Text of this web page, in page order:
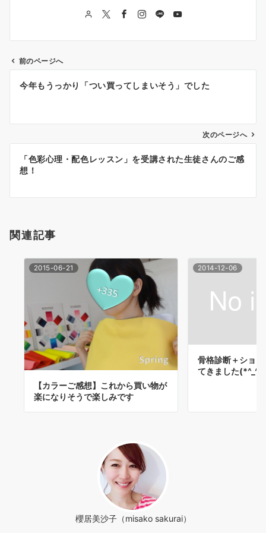
ー
シ
ン
前のページへ
今年もうっかり「つい買ってしまいそう」でした
次のページへ
「色彩心理・配色レッスン」を受講された生徒さんのご感
想！
関連記事
2015-06-21
【カラーご感想】これから買い物が
楽になりそうで楽しみです
2014-12-06
骨格診断＋ショ
てきました
櫻居美沙子（misako sakurai）